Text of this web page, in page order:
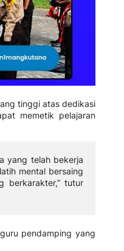
tinggi atas dedikasi
memetik pelajaran
yang telah bekerja
mental bersaing
berkarakter,” tutur
pendamping yang